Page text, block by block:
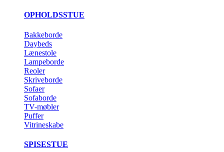
OPHOLDSSTUE
Bakkeborde
Daybeds
Lænestole
Lampeborde
Reoler
Skriveborde
Sofaer
Sofaborde
TV-møbler
Puffer
Vitrineskabe
SPISESTUE